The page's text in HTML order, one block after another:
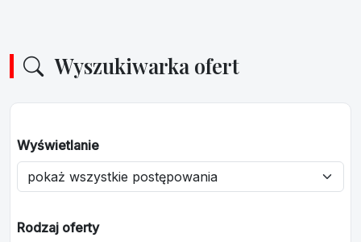
Wyszukiwarka ofert
Wyświetlanie
Rodzaj oferty